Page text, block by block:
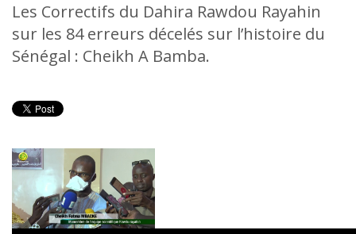
Les Correctifs du Dahira Rawdou Rayahin
sur les 84 erreurs décelés sur l’histoire du
Sénégal : Cheikh A Bamba.